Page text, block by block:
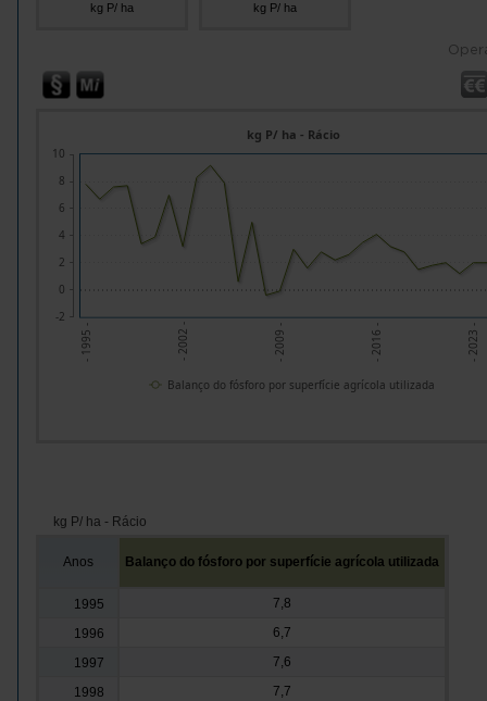
kg P/ ha kg P/ ha
- 1995 - - 2002 - - 2009 - - 2016 - - 2023 -
kg P/ ha - Rácio
-2
0
2
4
6
8
10
Balanço do fósforo por superfície agrícola utilizada
kg P/ ha - Rácio
Anos Balanço do fósforo por superfície agrícola utilizada
1995
7,8
1996
6,7
1997
7,6
1998
7,7